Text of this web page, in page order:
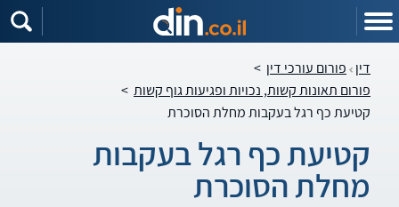
דין פורום עורכי דין >
פורום תאונות קשות, נכויות ופגיעות גוף קשות >
קטיעת כף רגל בעקבות מחלת הסוכרת
קטיעת כף רגל בעקבות
מחלת הסוכרת